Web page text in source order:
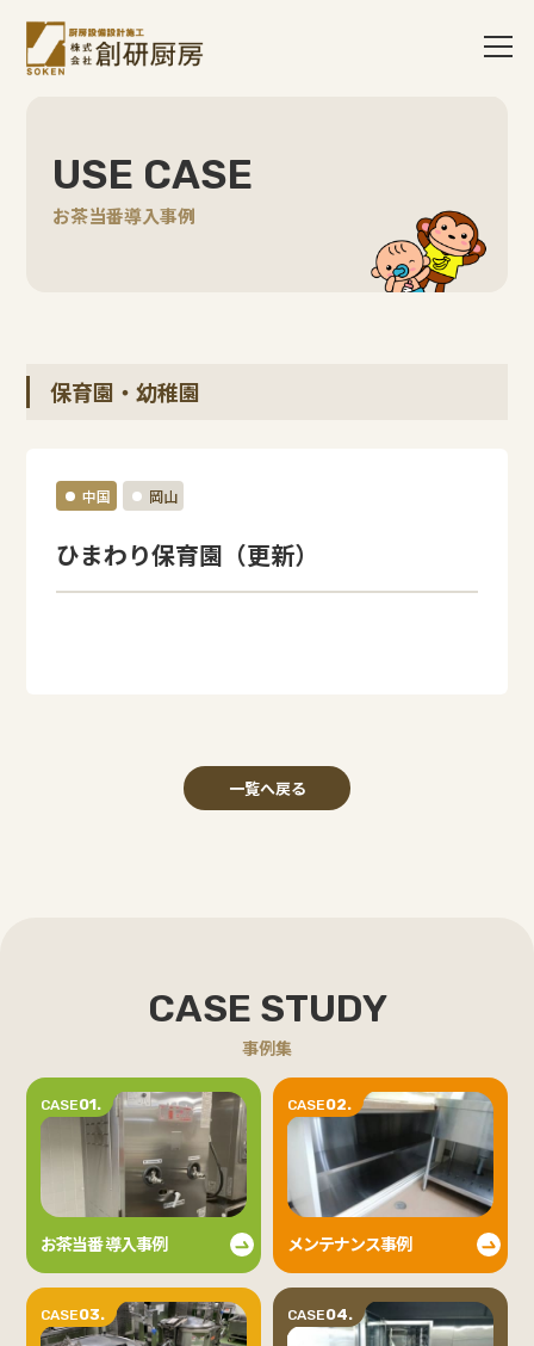
USE CASE
お茶当番導入事例
保育園・幼稚園
中国 岡山
ひまわり保育園（更新）
一覧へ戻る
CASE STUDY
事例集
CASE01.
お茶当番 導入事例
CASE02.
メンテナンス事例
CASE03. CASE04.